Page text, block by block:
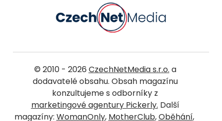
© 2010 - 2026 CzechNetMedia s.r.o. a
dodavatelé obsahu. Obsah magazínu
konzultujeme s odborníky z
marketingové agentury Pickerly. Další
magazíny: WomanOnly, MotherClub,Oběhání,